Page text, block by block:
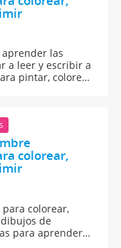
las
a leer y escribir a
pintar, colorear
colorear,
colorear,
de
para aprender a